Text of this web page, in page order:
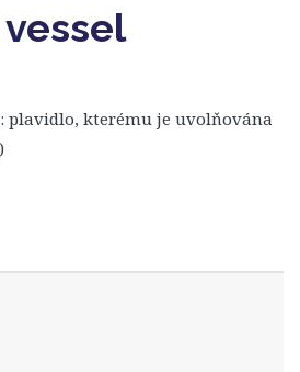
plavidlo, kterému je uvolňována